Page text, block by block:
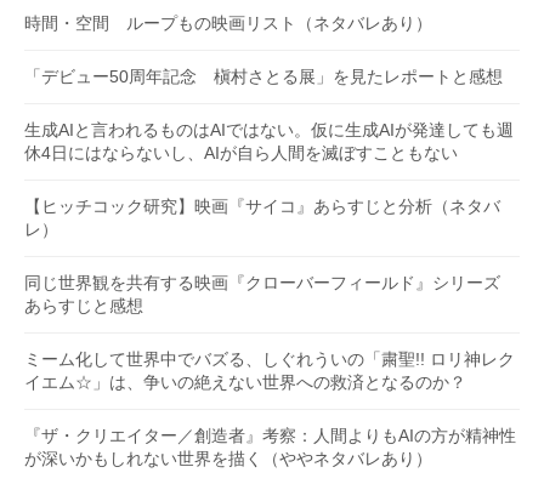
時間・空間 ループもの映画リスト（ネタバレあり）
「デビュー50周年記念 槇村さとる展」を見たレポートと感想
生成AIと言われるものはAIではない。仮に生成AIが発達しても週
休4日にはならないし、AIが自ら人間を滅ぼすこともない
【ヒッチコック研究】映画『サイコ』あらすじと分析（ネタバ
レ）
同じ世界観を共有する映画『クローバーフィールド』シリーズ
あらすじと感想
ミーム化して世界中でバズる、しぐれういの「粛聖!! ロリ神レク
イエム☆」は、争いの絶えない世界への救済となるのか？
『ザ・クリエイター／創造者』考察：人間よりもAIの方が精神性
が深いかもしれない世界を描く（ややネタバレあり）